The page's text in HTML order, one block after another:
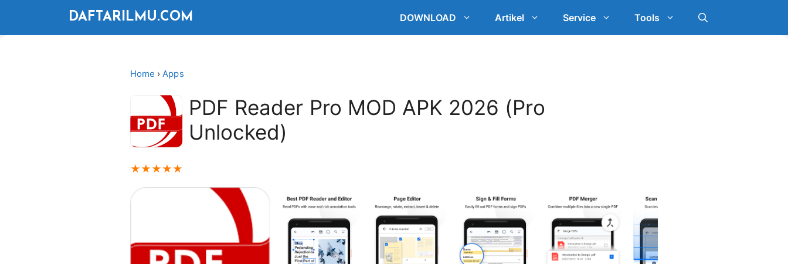
DAFTARILMU.COM DOWNLOAD Artikel Service Tools
Home ›Apps
PDF Reader Pro MOD APK 2026 (Pro
Unlocked)
★ ★ ★ ★ ★